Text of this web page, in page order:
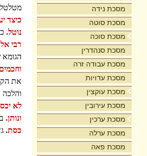
מסכת נידה
מסכת סוטה
מסכת סוכה
מסכת סנהדרין
מסכת עבודה זרה
מסכת עדויות
מסכת עוקצין
מסכת עירובין
מסכת ערכין
מסכת ערלה
מסכת פאה
כיצד
נוטל.
רבי
הגומא
את
לא
ונותן.
כסת.